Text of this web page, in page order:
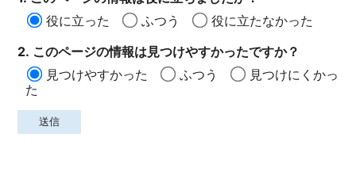
役に立った
ふつう
役に立たなかった
2. このページの情報は見つけやすかったですか？
見つけやすかった
ふつう
見つけにくかっ
た